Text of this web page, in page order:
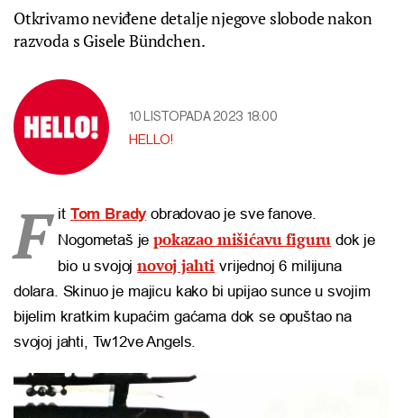
Otkrivamo neviđene detalje njegove slobode nakon
razvoda s Gisele Bündchen.
10 LISTOPADA 2023 18:00
HELLO!
F it Tom Brady obradovao je sve fanove.
Nogometaš jepokazao mišićavu figuru dok je
bio u svojojnovoj jahti vrijednoj 6 milijuna
dolara. Skinuo je majicu kako bi upijao sunce u svojim
bijelim kratkim kupaćim gaćama dok se opuštao na
svojoj jahti, Tw12ve Angels.